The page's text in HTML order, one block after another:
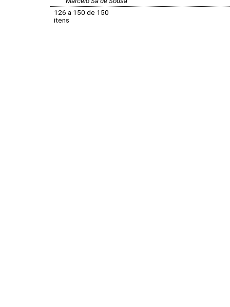
126 a 150 de 150
itens